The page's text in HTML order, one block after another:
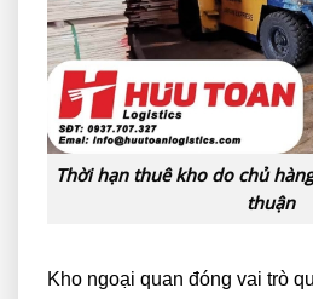
Thời hạn thuê kho do chủ
thuận
Kho ngoại quan đóng vai trò